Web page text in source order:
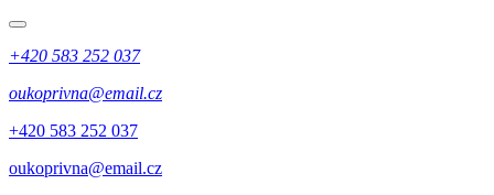
+420 583 252 037
oukoprivna@email.cz
+420 583 252 037
oukoprivna@email.cz